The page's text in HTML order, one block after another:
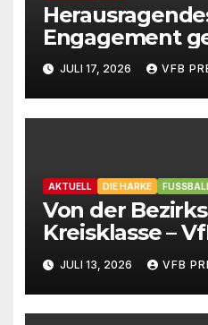
Engagement
Marion Hahn ist
Ehrenamtliche
2025 der
Stolzenau!
JULI 17, 2026 VFB
AKTUELL DIE HARKE
Von der
Kreisklasse –
präsentiert
JULI 13, 2026 VFB